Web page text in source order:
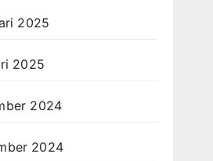
2025
2025
2024
2024